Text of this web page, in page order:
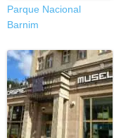
Parque Nacional
Barnim